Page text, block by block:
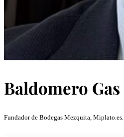
Baldomero Gas
Fundador de Bodegas Mezquita, Miplato.es.